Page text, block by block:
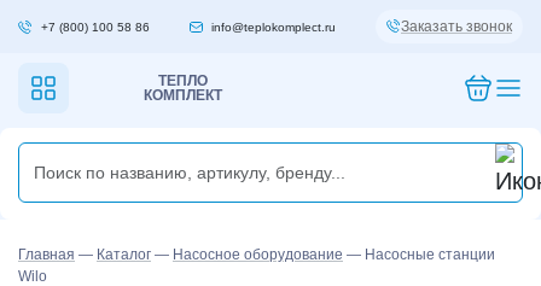
+7 (800) 100 58 86 info@teplokomplect.ru Заказать звонок
ТЕПЛО
КОМПЛЕКТ
Главная — Каталог — Насосное оборудование — Насосные станции
Wilo